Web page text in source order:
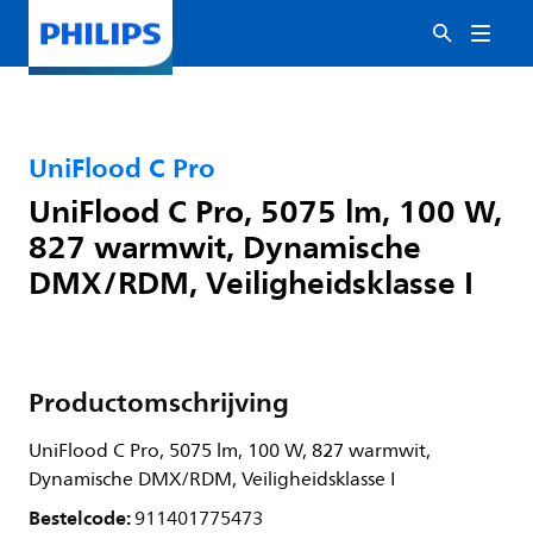
UniFlood C Pro
UniFlood C Pro, 5075 lm, 100 W,
827 warmwit, Dynamische
DMX/RDM, Veiligheidsklasse I
Productomschrijving
UniFlood C Pro, 5075 lm, 100 W, 827 warmwit,
Dynamische DMX/RDM, Veiligheidsklasse I
Bestelcode:911401775473